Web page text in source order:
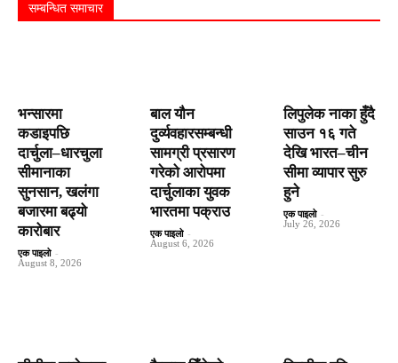
सम्बन्धित समाचार
भन्सारमा
कडाइपछि
दार्चुला–धारचुला
सीमानाका
सुनसान, खलंगा
बजारमा बढ्यो
कारोबार
एक पाइलो -
August 8, 2026
बाल यौन
दुर्व्यवहारसम्बन्धी
सामग्री प्रसारण
गरेको आरोपमा
दार्चुलाका युवक
भारतमा पक्राउ
एक पाइलो -
August 6, 2026
लिपुलेक नाका हुँदै
साउन १६ गते
देखि भारत–चीन
सीमा व्यापार सुरु
हुने
एक पाइलो -
July 26, 2026